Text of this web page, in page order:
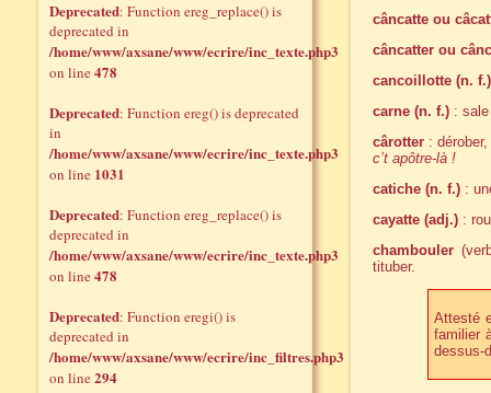
câncatte ou
câncatter ou
cancoillotte (n. f.)
carne (n. f.) :
cârotter :
c’t apôtre-là !
catiche (n. f.) :
cayatte (adj.) :
chambouler
tituber.
Attesté
familier
dessus-
Deprecated: Function ereg_replace() is
deprecated in
/home/www/axsane/www/ecrire/inc_texte.php3
on line478
Deprecated: Function ereg() is deprecated
in
/home/www/axsane/www/ecrire/inc_texte.php3
on line 1031
Deprecated: Function ereg_replace() is
deprecated in
/home/www/axsane/www/ecrire/inc_texte.php3
on line478
Deprecated: Function eregi() is
deprecated in
/home/www/axsane/www/ecrire/inc_filtres.php3
on line294